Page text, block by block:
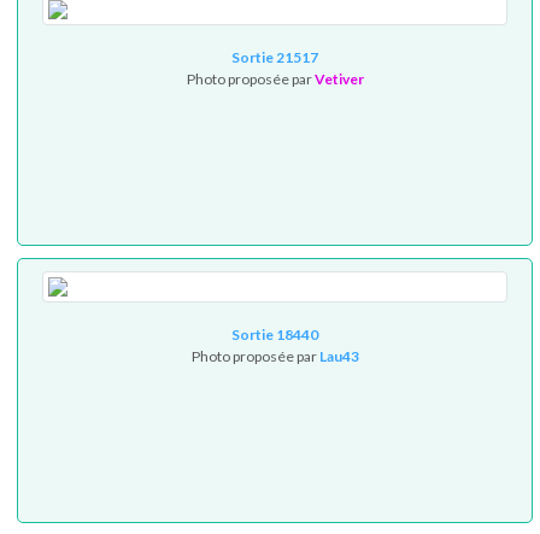
Sortie 21517
Photo proposée parVetiver
Sortie 18440
Photo proposée par Lau43